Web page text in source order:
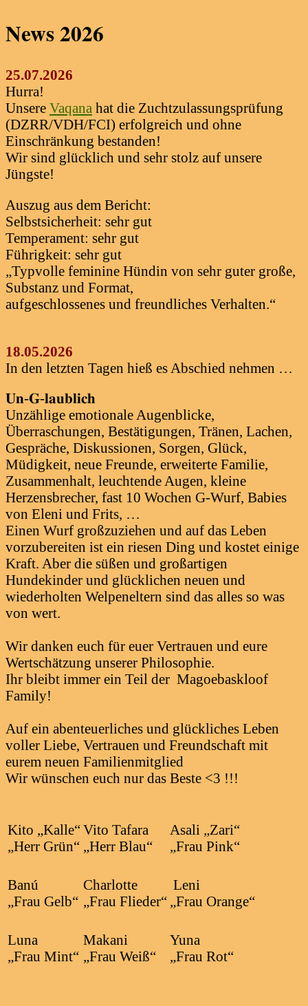
News 2026
25.07.2026
Hurra!
Unsere Vaqana hat die Zuchtzulassungsprüfung
(DZRR/VDH/FCI) erfolgreich und ohne
Einschränkung bestanden!
Wir sind glücklich und sehr stolz auf unsere
Jüngste!
Auszug aus dem Bericht:
Selbstsicherheit: sehr gut
Temperament: sehr gut
Führigkeit: sehr gut
„Typvolle feminine Hündin von sehr guter große,
Substanz und Format,
aufgeschlossenes und freundliches Verhalten.“
18.05.2026
In den letzten Tagen hieß es Abschied nehmen …
𝐔𝐧-𝐆-𝐥𝐚𝐮𝐛𝐥𝐢𝐜𝐡
Unzählige emotionale Augenblicke,
Überraschungen, Bestätigungen, Tränen, Lachen,
Gespräche, Diskussionen, Sorgen, Glück,
Müdigkeit, neue Freunde, erweiterte Familie,
Zusammenhalt, leuchtende Augen, kleine
Herzensbrecher, fast 10 Wochen G-Wurf, Babies
von Eleni und Frits, …
Einen Wurf großzuziehen und auf das Leben
vorzubereiten ist ein riesen Ding und kostet einige
Kraft. Aber die süßen und großartigen
Hundekinder und glücklichen neuen und
wiederholten Welpeneltern sind das alles so was
von wert.
Wir danken euch für euer Vertrauen und eure
Wertschätzung unserer Philosophie.
Ihr bleibt immer ein Teil der Magoebaskloof
Family!
Auf ein abenteuerliches und glückliches Leben
voller Liebe, Vertrauen und Freundschaft mit
eurem neuen Familienmitglied
Wir wünschen euch nur das Beste <3 !!!
Kito „Kalle“
„Herr Grün“
Vito Tafara
„Herr Blau“
Asali „Zari“
„Frau Pink“
Banú
„Frau Gelb“
Charlotte
„Frau Flieder“
Leni
„Frau Orange“
Luna
„Frau Mint“
Makani
„Frau Weiß“
Yuna
„Frau Rot“